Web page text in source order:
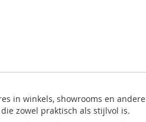
in winkels, showrooms en andere
zowel praktisch als stijlvol is.